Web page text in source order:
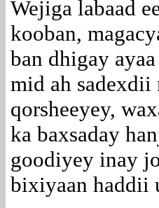
Wejiga labaad
kooban,
ban dhigay
mid ah sadexdii
qorsheeyey,
ka baxsaday
goodiyey inay
bixiyaan haddii